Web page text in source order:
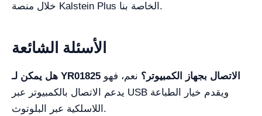
خلال منصة Kalstein Plus الخاصة بنا.
الأسئلة الشائعة
هل يمكن لـ YR01825 الاتصال بجهاز الكمبيوتر؟ نعم، فهو
يدعم الاتصال بالكمبيوتر عبر USB ويقدم خيار الطباعة
اللاسلكية عبر البلوتوث.